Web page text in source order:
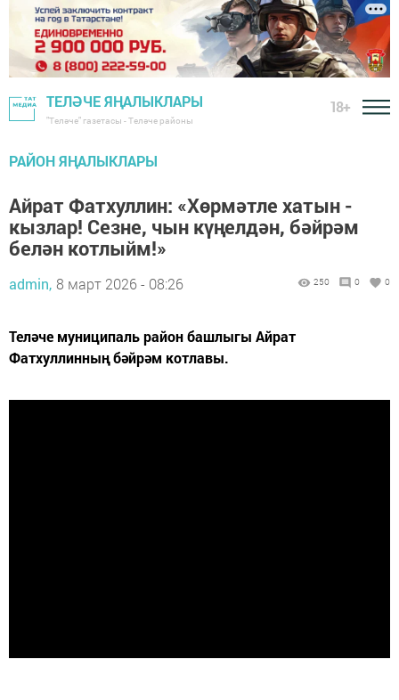
ТЕЛӘЧЕ ЯҢАЛЫКЛАРЫ
"Теләче" газетасы - Теләче районы
18+
РАЙОН ЯҢАЛЫКЛАРЫ
Айрат Фатхуллин: «Хөрмәтле хатын -
кызлар! Сезне, чын күңелдән, бәйрәм
белән котлыйм!»
admin, 8 март 2026 - 08:26 250 0 0
Теләче муниципаль район башлыгы Айрат
Фатхуллинның бәйрәм котлавы.